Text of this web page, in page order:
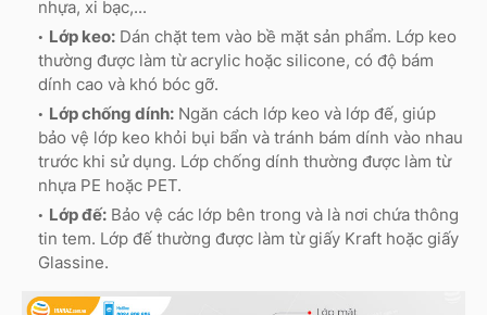
nhựa, xi bạc,...
Lớp keo: Dán chặt tem vào bề mặt sản phẩm. Lớp keo
thường được làm từ acrylic hoặc silicone, có độ bám
dính cao và khó bóc gỡ.
Lớp chống dính: Ngăn cách lớp keo và lớp đế, giúp
bảo vệ lớp keo khỏi bụi bẩn và tránh bám dính vào nhau
trước khi sử dụng. Lớp chống dính thường được làm từ
nhựa PE hoặc PET.
Lớp đế: Bảo vệ các lớp bên trong và là nơi chứa thông
tin tem. Lớp đế thường được làm từ giấy Kraft hoặc giấy
Glassine.